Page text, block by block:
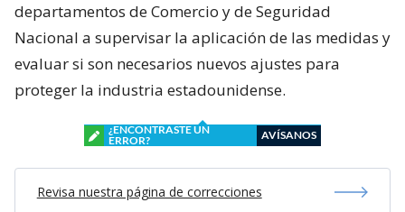
departamentos de Comercio y de Seguridad
Nacional a supervisar la aplicación de las medidas y
evaluar si son necesarios nuevos ajustes para
proteger la industria estadounidense.
¿ENCONTRASTE UN
ERROR?
AVÍSANOS
Revisa nuestra página de correcciones